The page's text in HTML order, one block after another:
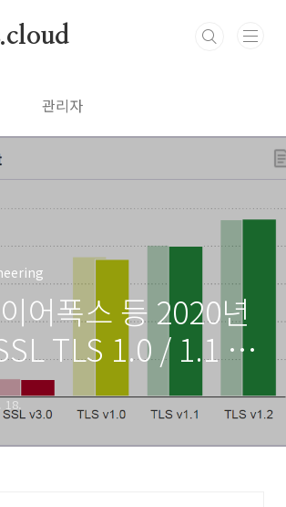
관리자
어폭스 등 2020년
TLS 1.0 / 1.1 브
원 종료 예정
18.